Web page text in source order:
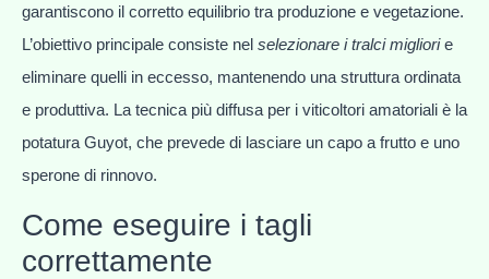
garantiscono il corretto equilibrio tra produzione e vegetazione.
L’obiettivo principale consiste nel selezionare i tralci migliorie
eliminare quelli in eccesso, mantenendo una struttura ordinata
e produttiva. La tecnica più diffusa per i viticoltori amatoriali è la
potatura Guyot, che prevede di lasciare un capo a frutto e uno
sperone di rinnovo.
Come eseguire i tagli
correttamente